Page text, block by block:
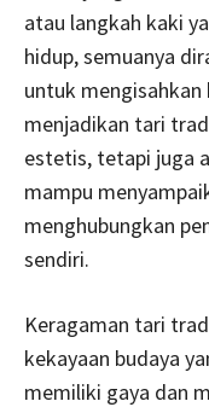
atau langkah kaki
hidup, semuanya
untuk mengisahkan
menjadikan tari
estetis, tetapi juga
mampu
menghubungkan
sendiri.
Keragaman tari
kekayaan budaya
memiliki gaya dan